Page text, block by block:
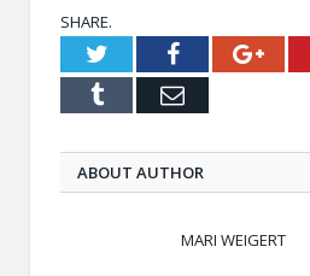
SHARE.
TwitterFacebook
Tumblr Email
ABOUT AUTHOR
MARI WEIGERT